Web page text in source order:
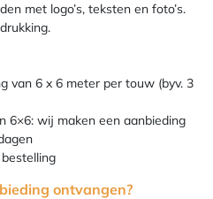
met logo’s, teksten en foto’s.
van 6 x 6 meter per touw (byv. 3
6×6: wij maken een aanbieding
ontvangen?